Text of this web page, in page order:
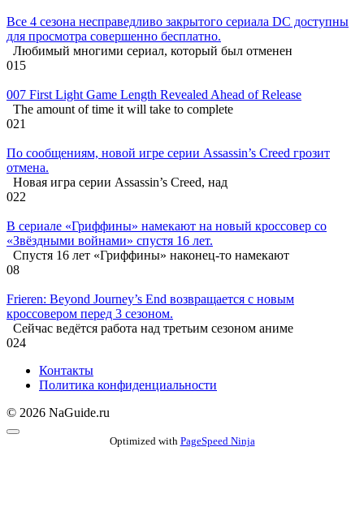
Все 4 сезона несправедливо закрытого сериала DC доступны
для просмотра совершенно бесплатно.
Любимый многими сериал, который был отменен
015
007 First Light Game Length Revealed Ahead of Release
The amount of time it will take to complete
021
По сообщениям, новой игре серии Assassin’s Creed грозит
отмена.
Новая игра серии Assassin’s Creed, над
022
В сериале «Гриффины» намекают на новый кроссовер со
«Звёздными войнами» спустя 16 лет.
Спустя 16 лет «Гриффины» наконец-то намекают
08
Frieren: Beyond Journey’s End возвращается с новым
кроссовером перед 3 сезоном.
Сейчас ведётся работа над третьим сезоном аниме
024
Контакты
Политика конфиденциальности
© 2026 NaGuide.ru
Optimized with PageSpeed Ninja